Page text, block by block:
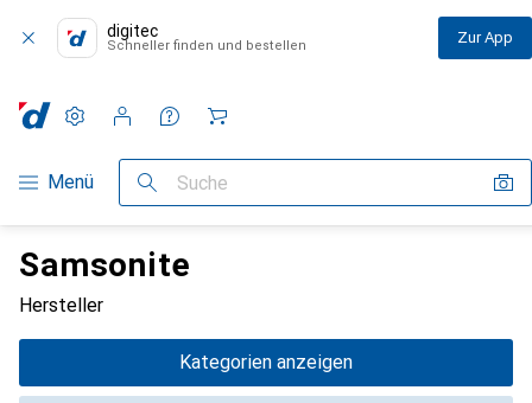
digitec
Schneller finden und bestellen Zur App
Navigation nach Kategorien
Menü Suche
Einstellungen
Kundenkonto
Vergleichslisten
Merklisten
Warenkorb
Samsonite
Hersteller
Kategorien anzeigen